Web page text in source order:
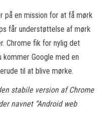
på en mission for at få mørk
får understøttelse af mørk
Chrome fik for nylig det
Google med en
til at blive mørke.
stabile version af Chrome
navnet “Android web